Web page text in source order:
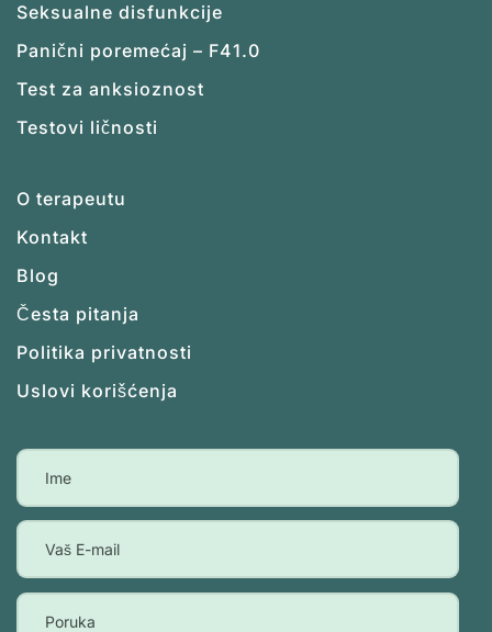
Seksualne disfunkcije
Panični poremećaj – F41.0
Test za anksioznost
Testovi ličnosti
O terapeutu
Kontakt
Blog
Česta pitanja
Politika privatnosti
Uslovi korišćenja